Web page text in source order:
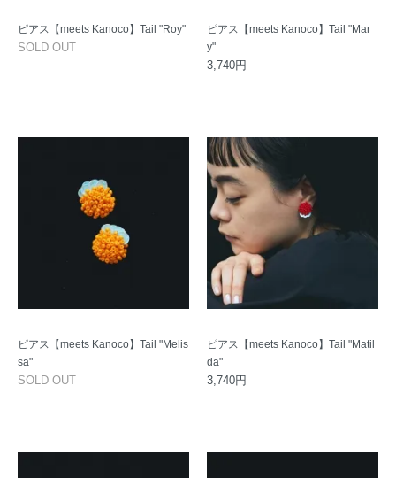
ピアス【meets Kanoco】Tail "Roy"
SOLD OUT
ピアス【meets Kanoco】Tail "Mar
y"
3,740円
ピアス【meets Kanoco】Tail "Melis
sa"
SOLD OUT
ピアス【meets Kanoco】Tail "Matil
da"
3,740円